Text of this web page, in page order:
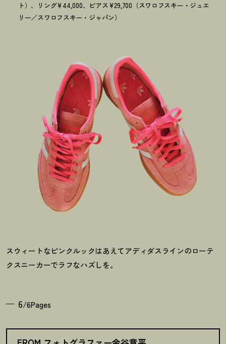
ト）、リング¥44,000、ピアス¥29,700（スワロフスキー・ジュエ
リー／スワロフスキー・ジャパン）
スウィートなピンクルックはあえてアディダスラインのローテ
クスニーカーでラフなハズしを。
6/6Pages